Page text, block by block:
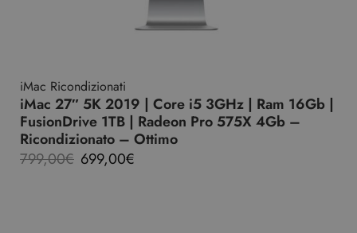
iMac Ricondizionati
iMac 27″ 5K 2019 | Core i5 3GHz | Ram 16Gb |
FusionDrive 1TB | Radeon Pro 575X 4Gb –
Ricondizionato – Ottimo
799,00€ 699,00€